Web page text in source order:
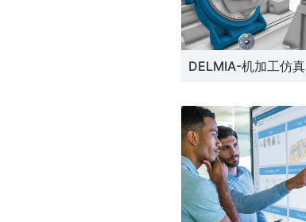
DELMIA-机加工仿真